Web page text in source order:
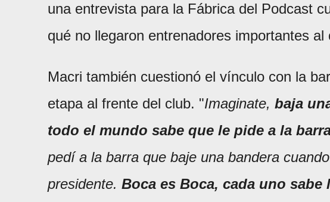
una entrevista para la Fábrica del Podcast
qué no llegaron entrenadores importantes al
Macri también cuestionó el vínculo con la
etapa al frente del club. "Imaginate, baja
todo el mundo sabe que le pide a la
pedí a la barra que baje una bandera
presidente. Boca es Boca, cada uno